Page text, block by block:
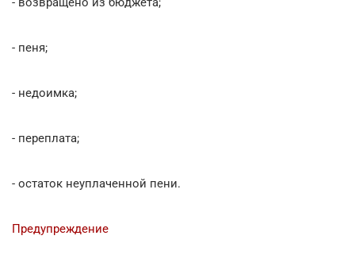
- пеня;
- недоимка;
- переплата;
- остаток неуплаченной пени.
Предупреждение